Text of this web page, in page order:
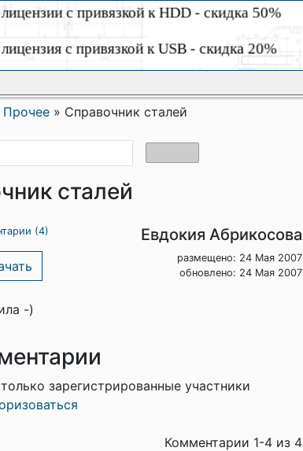
Прочее » Справочник сталей
сталей
(4) Евдокия Абрикосова
размещено: 24 Мая 2007
обновлено: 24 Мая 2007
-)
зарегистрированные участники
Комментарии 1-4 из 4